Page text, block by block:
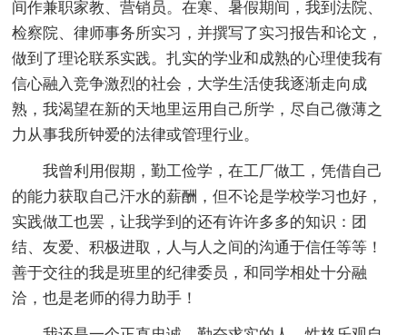
间作兼职家教、营销员。在寒、暑假期间，我到法院、
检察院、律师事务所实习，并撰写了实习报告和论文，
做到了理论联系实践。扎实的学业和成熟的心理使我有
信心融入竞争激烈的社会，大学生活使我逐渐走向成
熟，我渴望在新的天地里运用自己所学，尽自己微薄之
力从事我所钟爱的法律或管理行业。
我曾利用假期，勤工俭学，在工厂做工，凭借自己
的能力获取自己汗水的薪酬，但不论是学校学习也好，
实践做工也罢，让我学到的还有许许多多的知识：团
结、友爱、积极进取，人与人之间的沟通于信任等等！
善于交往的我是班里的纪律委员，和同学相处十分融
洽，也是老师的得力助手！